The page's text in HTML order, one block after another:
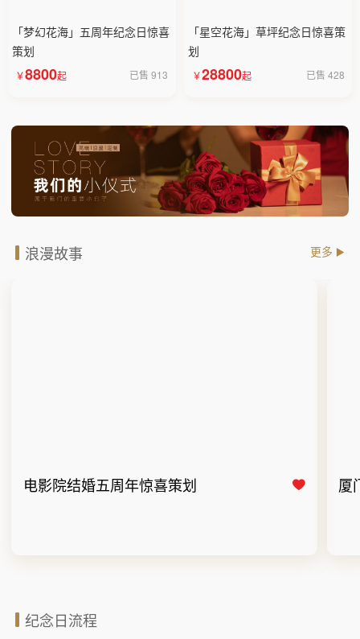
「梦幻花海」五周年纪念日惊喜
策划
8800 已售 913
「星空花海」草坪纪念日惊喜策
划
28800 已售 428
浪漫故事 更多
电影院结婚五周年惊喜策划 厦
纪念日流程